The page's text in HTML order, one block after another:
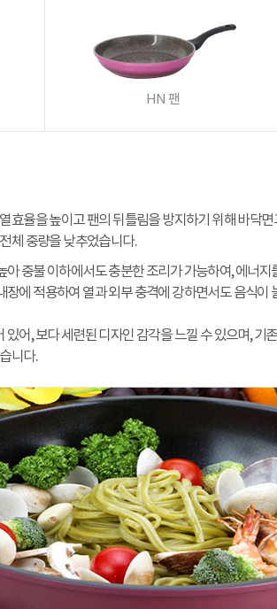
HN 팬
효율을 높이고 팬의 뒤틀림을 방지하기 위해 바닥
체 중량을 낮추었습니다.
중불 이하에서도 충분한 조리가 가능하여, 에너지
에 적용하여 열과 외부 충격에 강하면서도 음식이
어, 보다 세련된 디자인 감각을 느낄 수 있으며, 기
니다.